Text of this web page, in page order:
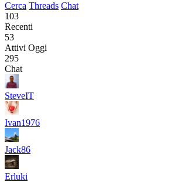
Cerca Threads Chat
103
Recenti
53
Attivi Oggi
295
Chat
SteveIT
Ivan1976
Jack86
Erluki